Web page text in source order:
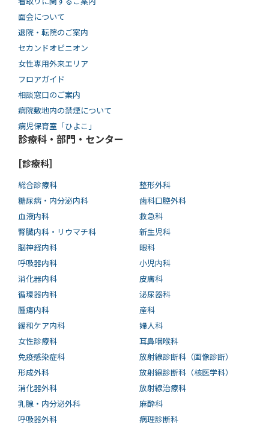
面会について
退院・転院のご案内
セカンドオピニオン
女性専用外来エリア
フロアガイド
相談窓口のご案内
病院敷地内の禁煙について
病児保育室「ひよこ」
診療科・部門・センター
[診療科]
総合診療科
糖尿病・内分泌内科
血液内科
腎臓内科・リウマチ科
脳神経内科
呼吸器内科
消化器内科
循環器内科
腫瘍内科
緩和ケア内科
女性診療科
免疫感染症科
形成外科
消化器外科
乳腺・内分泌外科
呼吸器外科
整形外科
歯科口腔外科
救急科
新生児科
眼科
小児内科
皮膚科
泌尿器科
産科
婦人科
耳鼻咽喉科
放射線診断科（画像診断）
放射線診断科（核医学科）
放射線治療科
麻酔科
病理診断科